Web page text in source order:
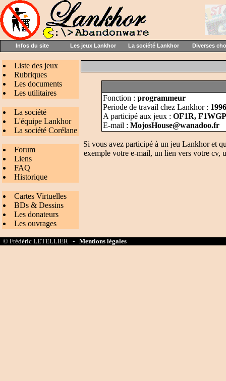
Infos du site Les jeux Lankhor La société Lankhor Diverses
Liste des jeux
Rubriques
Les documents
Les utilitaires
La société
L'équipe Lankhor
La société Corélane
Forum
Liens
FAQ
Historique
Cartes Virtuelles
BDs & Dessins
Les donateurs
Les ouvrages
Fonction : programmeur
Periode de travail chez Lankhor :
A participé aux jeux : OF1R,
E-mail : MojosHouse@wanadoo.fr
Si vous avez participé à un jeu Lankhor et
exemple votre e-mail, un lien vers votre cv,
© Frédéric LETELLIER - Mentions légales